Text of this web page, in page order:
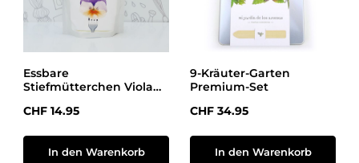
Essbare
Stiefmütterchen Viola
Regulärer Preis:
CHF 14.95
In den Warenkorb
9-Kräuter-Garten
Premium-Set
Regulärer Preis:
CHF 34.95
In den Warenkorb